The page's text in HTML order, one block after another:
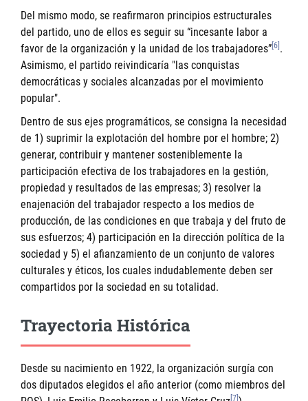
Del mismo modo, se reafirmaron principios estructurales
del partido, uno de ellos es seguir su “incesante labor a
favor de la organización y la unidad de los trabajadores” [6] .
Asimismo, el partido reivindicaría "las conquistas
democráticas y sociales alcanzadas por el movimiento
popular".
Dentro de sus ejes programáticos, se consigna la necesidad
de 1) suprimir la explotación del hombre por el hombre; 2)
generar, contribuir y mantener sosteniblemente la
participación efectiva de los trabajadores en la gestión,
propiedad y resultados de las empresas; 3) resolver la
enajenación del trabajador respecto a los medios de
producción, de las condiciones en que trabaja y del fruto de
sus esfuerzos; 4) participación en la dirección política de la
sociedad y 5) el afianzamiento de un conjunto de valores
culturales y éticos, los cuales indudablemente deben ser
compartidos por la sociedad en su totalidad.
Trayectoria Histórica
Desde su nacimiento en 1922, la organización surgía con
dos diputados elegidos el año anterior (como miembros del
[7]